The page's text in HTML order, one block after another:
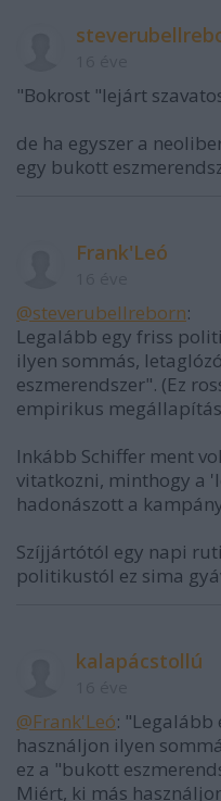
"Bokrost "lejárt
de ha egyszer a
egy bukott
Frank'Leó
@steverubellreborn:
Legalább egy friss
ilyen sommás,
eszmerendszer". (Ez
empirikus
Inkább Schiffer ment
vitatkozni, minthogy a
hadonászott a
Szíjjártótól egy napi
politikustól ez sima
kalapácstollú
@Frank'Leó:
használjon ilyen
ez a "bukott
Miért, ki más